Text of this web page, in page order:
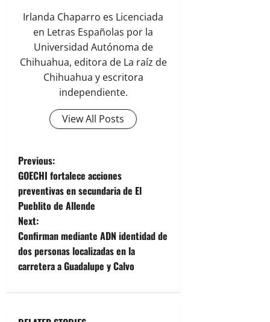
Irlanda Chaparro es Licenciada
en Letras Españolas por la
Universidad Autónoma de
Chihuahua, editora de La raíz de
Chihuahua y escritora
independiente.
View All Posts
P
o
s
t
n
Previous:
GOECHI fortalece acciones
preventivas en secundaria de El
Pueblito de Allende
Next:
Confirman mediante ADN identidad de
dos personas localizadas en la
carretera a Guadalupe y Calvo